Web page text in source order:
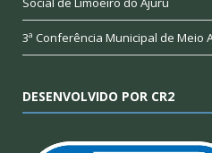
3ª Conferência Municipal de Meio
DESENVOLVIDO POR CR2